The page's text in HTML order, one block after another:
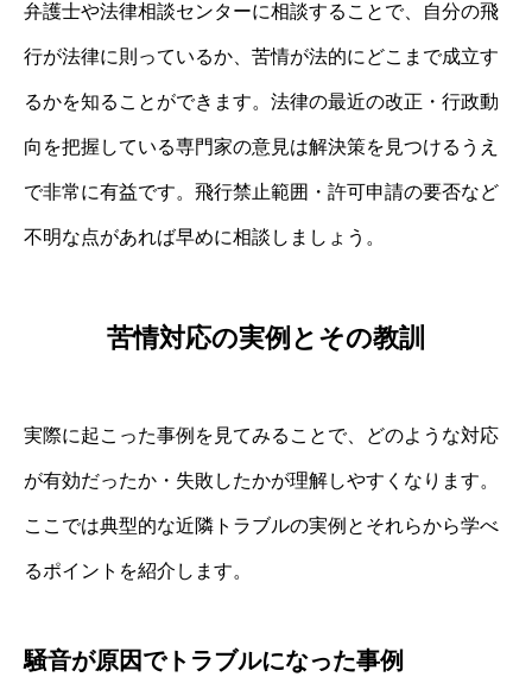
弁護士や法律相談センターに相談することで、自分の飛
行が法律に則っているか、苦情が法的にどこまで成立す
るかを知ることができます。法律の最近の改正・行政動
向を把握している専門家の意見は解決策を見つけるうえ
で非常に有益です。飛行禁止範囲・許可申請の要否など
不明な点があれば早めに相談しましょう。
苦情対応の実例とその教訓
実際に起こった事例を見てみることで、どのような対応
が有効だったか・失敗したかが理解しやすくなります。
ここでは典型的な近隣トラブルの実例とそれらから学べ
るポイントを紹介します。
騒音が原因でトラブルになった事例